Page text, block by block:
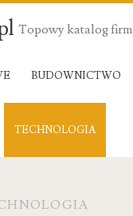
Topowy katalog firm
BUDOWNICTWO
TECHNOLOGIA